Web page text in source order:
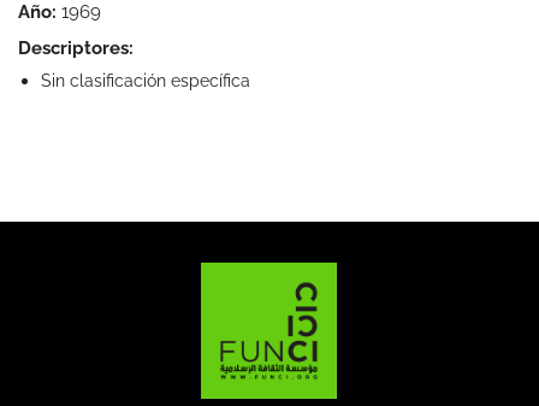
Año: 1969
Descriptores:
Sin clasificación específica